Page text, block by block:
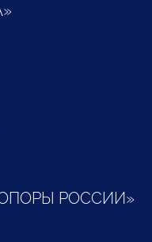
РОССИИ»